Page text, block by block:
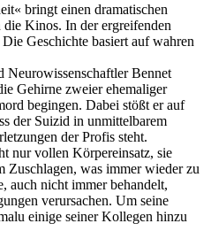
bringt einen dramatischen
Kinos. In der ergreifenden
Geschichte basiert auf wahren
Neurowissenschaftler Bennet
Gehirne zweier ehemaliger
begingen. Dabei stößt er auf
der Suizid in unmittelbarem
der Profis steht.
nur vollen Körpereinsatz, sie
Zuschlagen, was immer wieder zu
auch nicht immer behandelt,
verursachen. Um seine
einige seiner Kollegen hinzu